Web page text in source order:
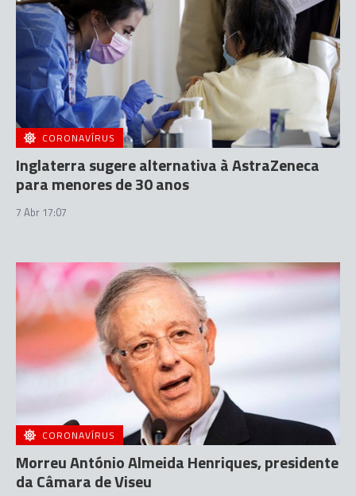
CORONAVÍRUS
Inglaterra sugere alternativa à AstraZeneca
para menores de 30 anos
7 Abr 17:07
CORONAVÍRUS
Morreu António Almeida Henriques, presidente
da Câmara de Viseu